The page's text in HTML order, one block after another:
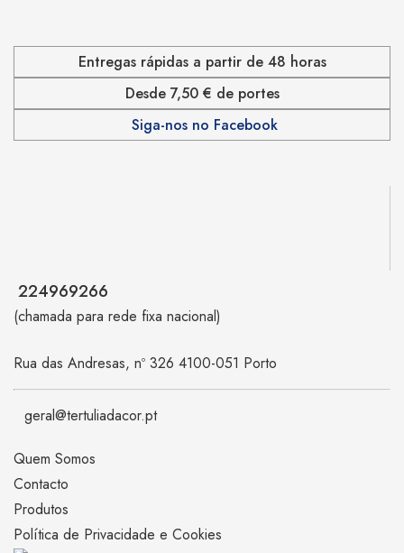
Entregas rápidas a partir de 48 horas
Desde 7,50 € de portes
Siga-nos no Facebook
224969266
(chamada para rede fixa nacional)
Rua das Andresas, nº 326 4100-051 Porto
geral@tertuliadacor.pt
Quem Somos
Contacto
Produtos
Política de Privacidade e Cookies